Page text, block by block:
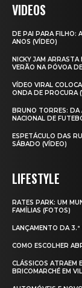
VIDEOS
DE PAI PARA FILHO:
ANOS (VÍDEO)
NICKY JAM
VERÃO NA PÓVOA
VÍDEO VIRAL
ONDA DE PROCURA
BRUNO TORRES: DA
NACIONAL DE
ESPETÁCULO DAS
SÁBADO (VÍDEO)
LIFESTYLE
RATES PARK: UM
FAMÍLIAS (FOTOS)
LANÇAMENTO DA
COMO ESCOLHER
CLÁSSICOS ATRAEM
BRICOMARCHÉ EM